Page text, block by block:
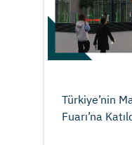
Türkiye’nin